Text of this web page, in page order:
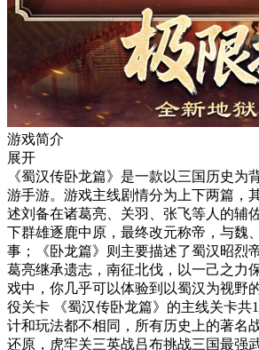
游戏简介
展开
《蜀汉传卧龙篇》是一款以三国历史为
游手游。游戏主线剧情分为上下两篇，
述刘备在诸葛亮、关羽、张飞等人的辅
下群雄逐鹿中原，最终改元称帝，与魏
事；《卧龙篇》则主要描述了蜀汉昭烈
葛亮继承遗志，南征北伐，以一己之力
戏中，你几乎可以体验到以蜀汉为视野
役关卡 《蜀汉传卧龙篇》的主线关卡共
计和玩法都不相同，所有历史上的著名
还原，虎牢关三英战吕布挑战三国最强